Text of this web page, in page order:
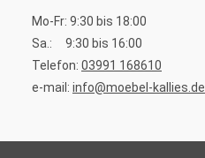
Mo-Fr: 9:30 bis 18:00
Sa.: 9:30 bis 16:00
Telefon: 03991 168610
e-mail: info@moebel-kallies.de